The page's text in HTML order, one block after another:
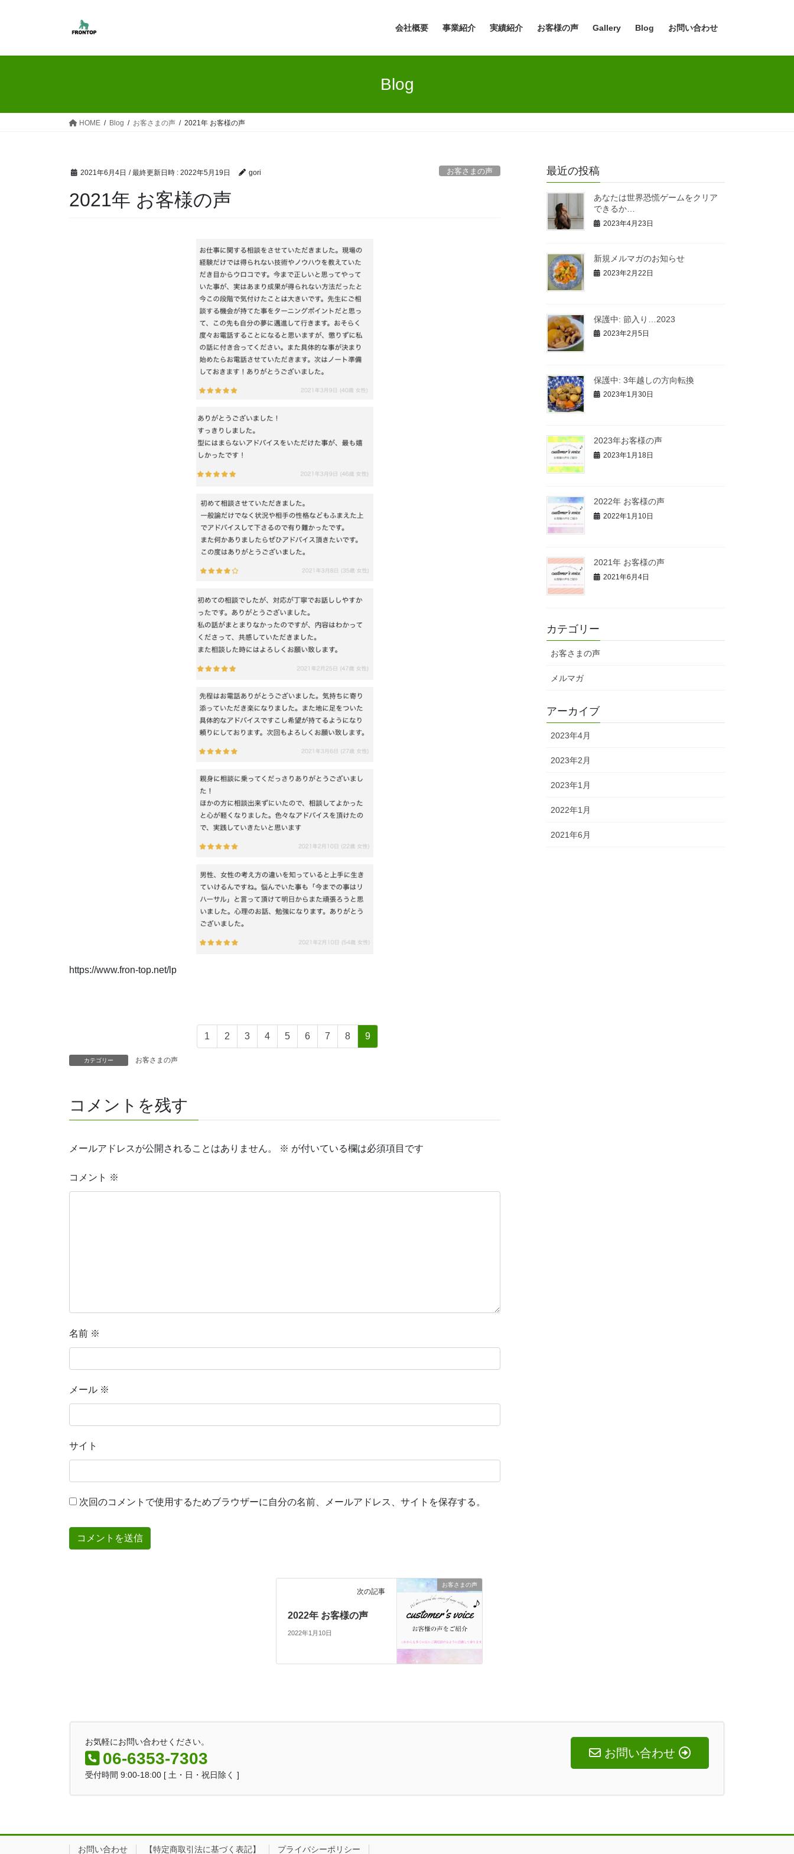
会社概要 事業紹介 実績紹介 お客様の声 Gallery Blog お問い合わせ
Blog
HOME Blog お客さまの声 2021年 お客様の声
2021年6月4日 / 最終更新日時 : 2022年5月19日 gori お客さまの声
2021年 お客様の声
https://www.fron-top.net/lp
1 2 3 4 5 6 7 8 9
カテゴリー お客さまの声
コメントを残す
メールアドレスが公開されることはありません。 ※ が付いている欄は必須項目です
コメント ※
名前 ※
メール ※
サイト
次回のコメントで使用するためブラウザーに自分の名前、メールアドレス、サイトを保存する。
お客さまの声
次の記事
2022年 お客様の声
2022年1月10日
最近の投稿
あなたは世界恐慌ゲームをクリア
できるか…
2023年4月23日
新規メルマガのお知らせ
2023年2月22日
保護中: 節入り…2023
2023年2月5日
保護中: 3年越しの方向転換
2023年1月30日
2023年お客様の声
2023年1月18日
2022年 お客様の声
2022年1月10日
2021年 お客様の声
2021年6月4日
カテゴリー
お客さまの声
メルマガ
アーカイブ
2023年4月
2023年2月
2023年1月
2022年1月
2021年6月
お気軽にお問い合わせください。
06-6353-7303
受付時間 9:00-18:00 [ 土・日・祝日除く ]
お問い合わせ
お問い合わせ 【特定商取引法に基づく表記】 プライバシーポリシー